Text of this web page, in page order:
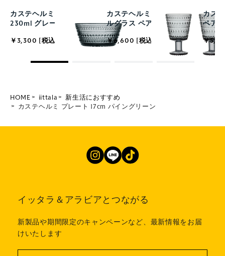
カステヘルミ ボウル
230ml グレー
￥3,300 [税込]
カステヘルミ ユニバーサ
ルグラス ペア グレー
￥6,600 [税込]
カス
ペア
￥
HOME iittala
新生活におすすめ
カステヘルミ プレート 17cm パイングリーン
イッタラ＆アラビアとつながる
新製品や期間限定のキャンペーンなど、最新情報をお届
けいたします